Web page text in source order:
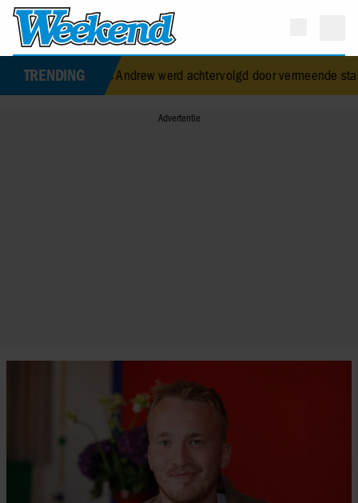
TRENDING
prins Andrew werd achtervolgd door vermeende stalker met